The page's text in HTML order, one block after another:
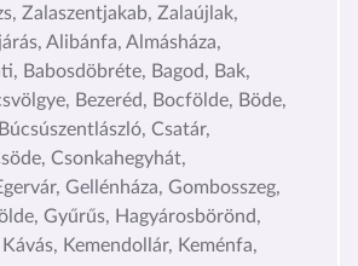
Zalaszentjakab, Zalaújlak,
Alibánfa, Almásháza,
Babosdöbréte, Bagod, Bak,
Bezeréd, Bocfölde, Böde,
Csatár,
Csonkahegyhát,
Gellénháza, Gombosszeg,
Gyűrűs, Hagyárosbörönd,
Kemendollár, Keménfa,